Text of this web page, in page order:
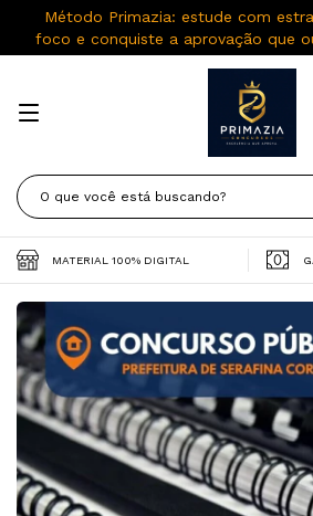
Método Primazia: estude com
foco e conquiste a aprovação que
MATERIAL 100% DIGITAL